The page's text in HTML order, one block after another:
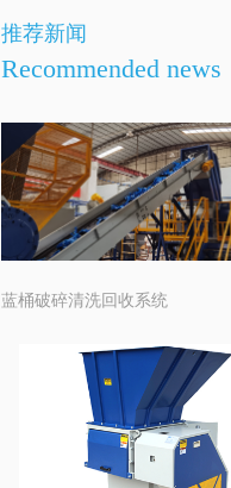
推荐新闻
Recommended news
蓝桶破碎清洗回收系统